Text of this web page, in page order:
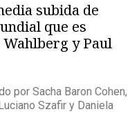
subida de
que es
y Paul
por Sacha Baron Cohen,
Szafir y Daniela